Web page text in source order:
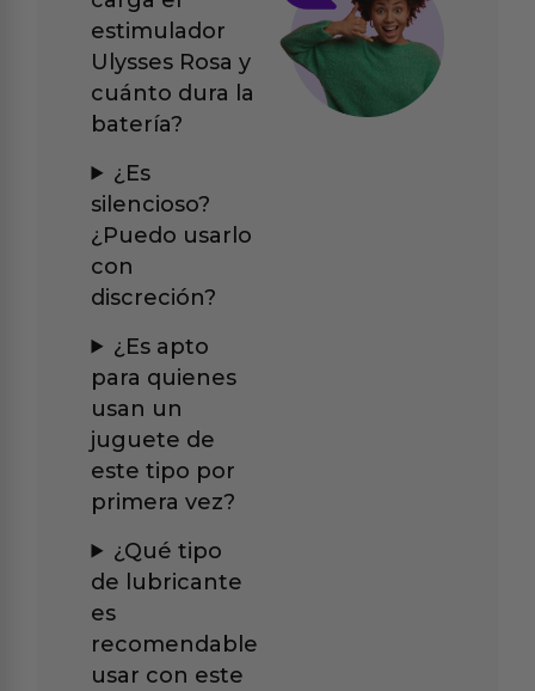
estimulador
Ulysses Rosa y
cuánto dura la
batería?
¿Es
silencioso?
¿Puedo usarlo
con
discreción?
¿Es apto
para quienes
usan un
juguete de
este tipo por
primera vez?
¿Qué tipo
de lubricante
es
recomendable
usar con este